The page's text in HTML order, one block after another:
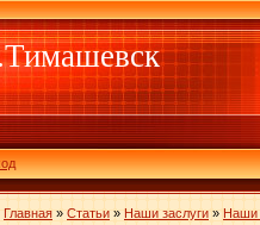
Главная » Статьи » Наши заслуги » Наши